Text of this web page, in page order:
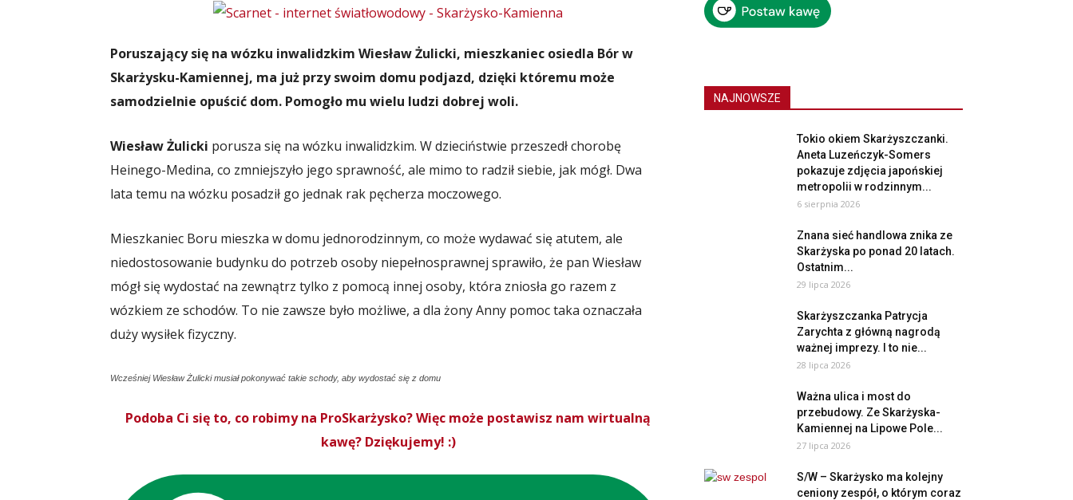
Poruszający się na wózku inwalidzkim Wiesław Żulicki, mieszkaniec osiedla Bór w
Skarżysku-Kamiennej, ma już przy swoim domu podjazd, dzięki któremu może
samodzielnie opuścić dom. Pomogło mu wielu ludzi dobrej woli.
Wiesław Żulicki porusza się na wózku inwalidzkim. W dzieciństwie przeszedł chorobę
Heinego-Medina, co zmniejszyło jego sprawność, ale mimo to radził siebie, jak mógł. Dwa
lata temu na wózku posadził go jednak rak pęcherza moczowego.
Mieszkaniec Boru mieszka w domu jednorodzinnym, co może wydawać się atutem, ale
niedostosowanie budynku do potrzeb osoby niepełnosprawnej sprawiło, że pan Wiesław
mógł się wydostać na zewnątrz tylko z pomocą innej osoby, która zniosła go razem z
wózkiem ze schodów. To nie zawsze było możliwe, a dla żony Anny pomoc taka oznaczała
duży wysiłek fizyczny.
Wcześniej Wiesław Żulicki musiał pokonywać takie schody, aby wydostać się z domu
Podoba Ci się to, co robimy na ProSkarżysko? Więc może postawisz nam wirtualną
kawę? Dziękujemy! :)
NAJNOWSZE
Tokio okiem Skarżyszczanki.
Aneta Luzeńczyk-Somers
pokazuje zdjęcia japońskiej
metropolii w rodzinnym...
6 sierpnia 2026
Znana sieć handlowa znika ze
Skarżyska po ponad 20 latach.
Ostatnim...
29 lipca 2026
Skarżyszczanka Patrycja
Zarychta z główną nagrodą
ważnej imprezy. I to nie...
28 lipca 2026
Ważna ulica i most do
przebudowy. Ze Skarżyska-
Kamiennej na Lipowe Pole...
27 lipca 2026
S/W – Skarżysko ma kolejny
ceniony zespół, o którym coraz